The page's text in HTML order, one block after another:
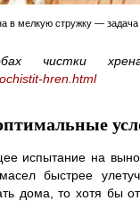
в мелкую стружку — задача
чистки
hren.html
испытание на
быстрее
дома, то хотя бы